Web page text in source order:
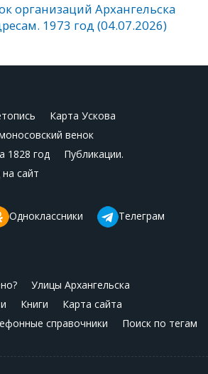
организаций Архангельска
1973 год (04.07.2026)
Карта Ускова
венок
1828 год
Публикации.
сайт
Одноклассники
Телеграм
Улицы Архангельска
Книги
Карта сайта
справочники Поиск по тегам